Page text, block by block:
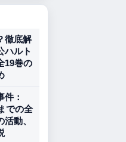
徹底解
ハルト
19巻の
件：
での全
動、